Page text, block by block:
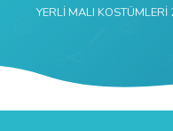
YERLİ MALI